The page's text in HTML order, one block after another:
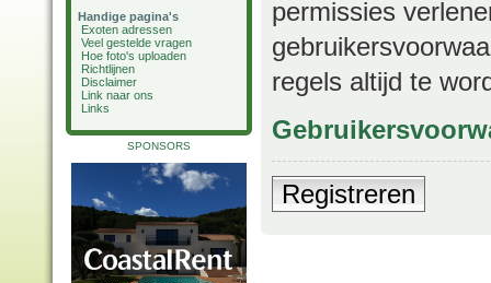
Handige pagina's
Exoten adressen
Veel gestelde vragen
Hoe foto's uploaden
Richtlijnen
Disclaimer
Link naar ons
Links
SPONSORS
permissies
regels altijd te
Registreren